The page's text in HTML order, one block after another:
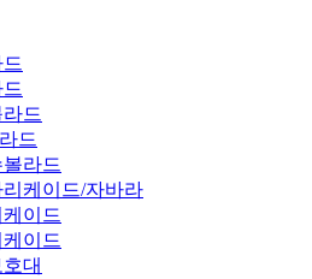
드
드
라드
리케이드/자바라
이드
이드
대